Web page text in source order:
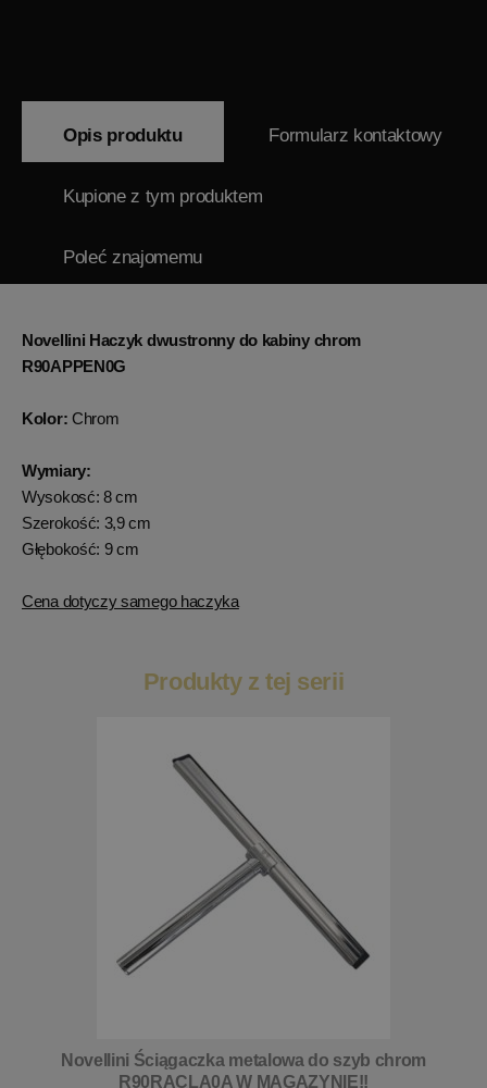
Opis produktu Formularz kontaktowy
Kupione z tym produktem
Poleć znajomemu
Novellini Haczyk dwustronny do kabiny chrom
R90APPEN0G
Kolor: Chrom
Wymiary:
Wysokosć: 8 cm
Szerokość: 3,9 cm
Głębokość: 9 cm
Cena dotyczy samego haczyka
Produkty z tej serii
Novellini Ściągaczka metalowa do szyb chrom
R90RACLA0A W MAGAZYNIE!!